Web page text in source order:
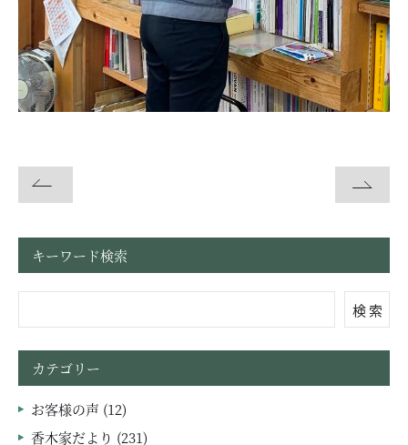
イベント ニュース 採用情報
お問い合わせ・資料請求
キーワード検索
検 索
カテゴリー
お客様の声 (12)
香木家だより (231)